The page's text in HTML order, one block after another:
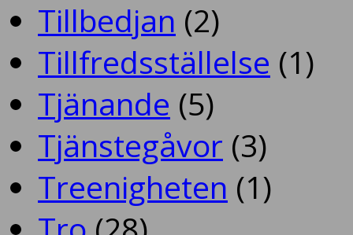
Tillbedjan (2)
Tillfredsställelse (1)
Tjänande (5)
Tjänstegåvor (3)
Treenigheten (1)